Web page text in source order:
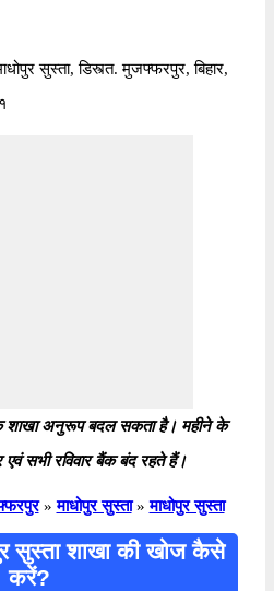
सुस्ता, डिस्त्त. मुजफ्फरपुर, बिहार,
शाखा अनुरूप बदल सकता है। महीने के
सभी रविवार बैंक बंद रहते हैं।
» माधोपुर सुस्ता » माधोपुर सुस्ता
सुस्ता शाखा की खोज कैसे
करें?